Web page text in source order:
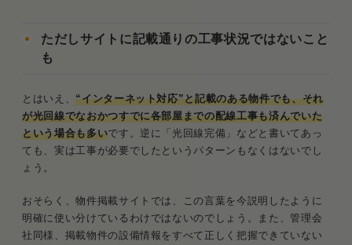
ただしサイトに記載通りの工事状況ではないこと
も
とはいえ、“インターネット対応”と記載のある物件でも、それ
が光回線でなおかつすでに各部屋までの配線工事も済んでいた
という場合も多いです。逆に「光回線完備」などと書いてあっ
ても、実は工事が必要でしたというパターンもなくはないでし
ょう。
おそらく、物件掲載サイトでは、この言葉を今説明したように
明確に使い分けているわけではないのでしょう。また、管理会
社同様、掲載物件の設備情報をすべて正しく把握できていない